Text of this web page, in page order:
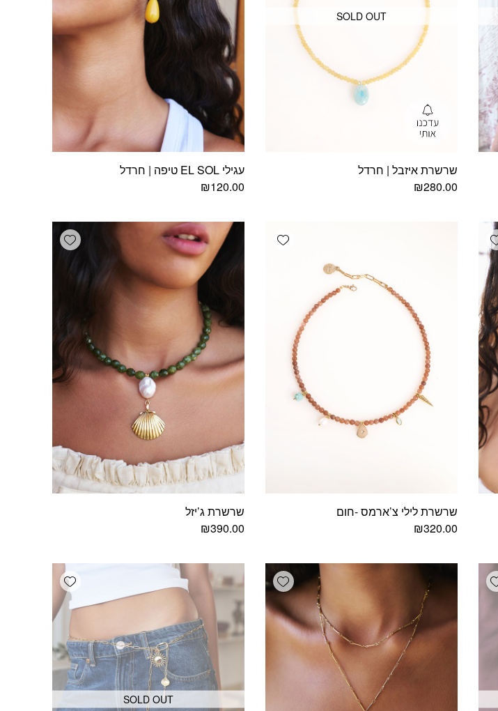
SOLD OUT
שרשרת איזבל | חרדל
₪280.00
עגילי EL SOL טיפה | חרדל
₪120.00
Add wishlist
Add wishlist
שרשרת לילי צ’ארמס -חום
₪320.00
Add wishlist
שרשרת ג’יזל
₪390.00
Add wishlist
Add wishlist
Add wishlist
SOLD OUT